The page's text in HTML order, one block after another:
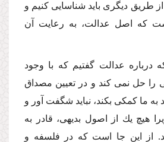
طریق دیگرى باید شناسایى كنیم و
كه اصل عدالت، به رعایت آن
كه درباره عدالت گفتیم كه با وجود
را حل نمى كند و در تعیین مصداق
به ما كمكى بكند، نباید شگفت آور و
هیچ یك از اصول بدیهى، قادر به
از این جا است كه در فلسفه و